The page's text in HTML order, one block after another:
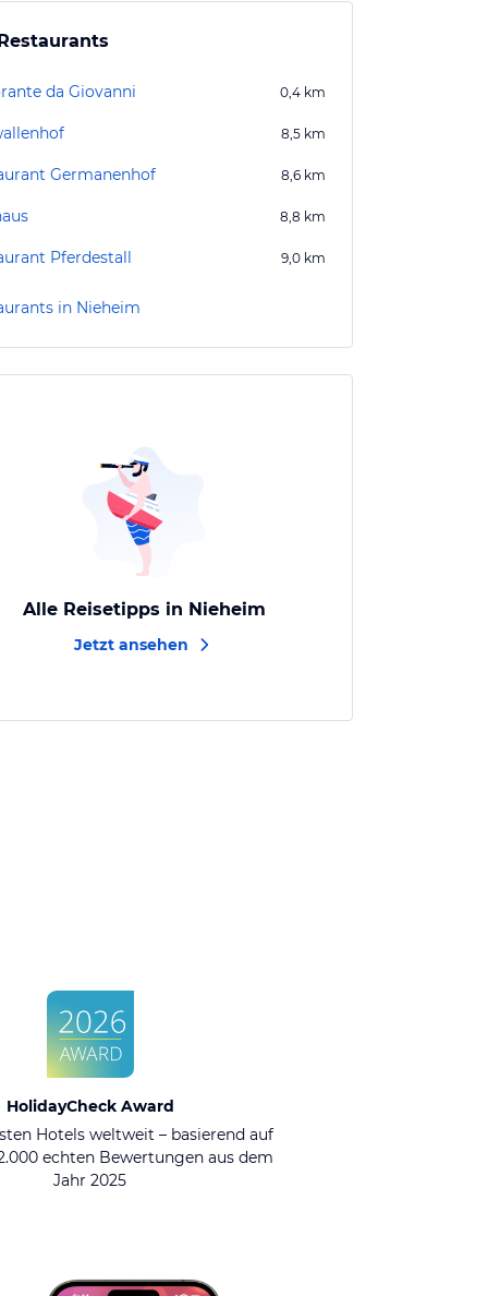
da Giovanni 0,4 km
8,5 km
Germanenhof 8,6 km
8,8 km
Pferdestall 9,0 km
in Nieheim
Alle Reisetipps in Nieheim
Jetzt ansehen
HolidayCheck Award
Hotels weltweit – basierend auf
echten Bewertungen aus dem
Jahr 2025